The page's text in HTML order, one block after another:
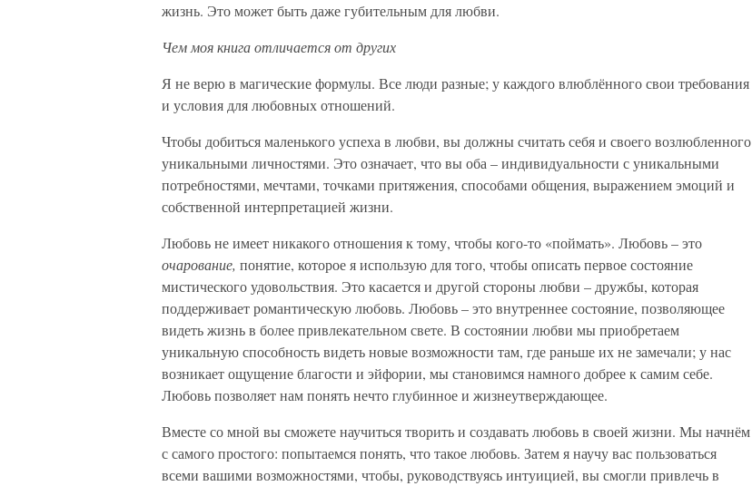
жизнь. Это может быть даже губительным для любви.
Чем моя книга отличается от других
Я не верю в магические формулы. Все люди разные; у каждого влюблённого свои требования
и условия для любовных отношений.
Чтобы добиться маленького успеха в любви, вы должны считать себя и своего возлюбленного
уникальными личностями. Это означает, что вы оба – индивидуальности с уникальными
потребностями, мечтами, точками притяжения, способами общения, выражением эмоций и
собственной интерпретацией жизни.
Любовь не имеет никакого отношения к тому, чтобы кого-то «поймать». Любовь – это
очарование, понятие, которое я использую для того, чтобы описать первое состояние
мистического удовольствия. Это касается и другой стороны любви – дружбы, которая
поддерживает романтическую любовь. Любовь – это внутреннее состояние, позволяющее
видеть жизнь в более привлекательном свете. В состоянии любви мы приобретаем
уникальную способность видеть новые возможности там, где раньше их не замечали; у нас
возникает ощущение благости и эйфории, мы становимся намного добрее к самим себе.
Любовь позволяет нам понять нечто глубинное и жизнеутверждающее.
Вместе со мной вы сможете научиться творить и создавать любовь в своей жизни. Мы начнём
с самого простого: попытаемся понять, что такое любовь. Затем я научу вас пользоваться
всеми вашими возможностями, чтобы, руководствуясь интуицией, вы смогли привлечь в